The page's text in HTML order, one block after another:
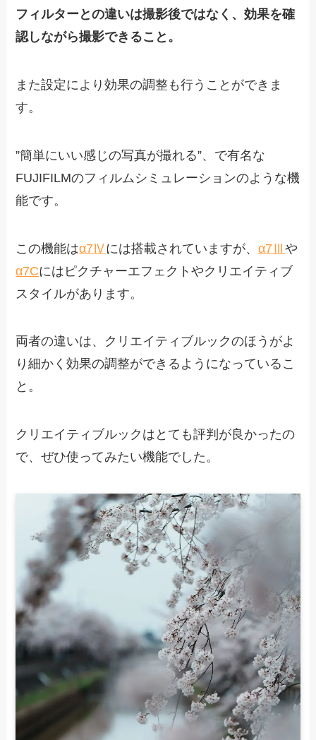
フィルターとの違いは撮影後ではなく、効果を確
認しながら撮影できること。
また設定により効果の調整も行うことができま
す。
”簡単にいい感じの写真が撮れる”、で有名な
FUJIFILMのフィルムシミュレーションのような機
能です。
この機能はα7Ⅳには搭載されていますが、α7Ⅲや
α7Cにはピクチャーエフェクトやクリエイティブ
スタイルがあります。
両者の違いは、クリエイティブルックのほうがよ
り細かく効果の調整ができるようになっているこ
と。
クリエイティブルックはとても評判が良かったの
で、ぜひ使ってみたい機能でした。